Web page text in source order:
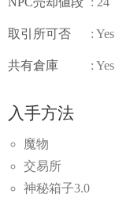
取引所可否 : Yes
共有倉庫 : Yes
入手方法
魔物
交易所
神秘箱子3.0